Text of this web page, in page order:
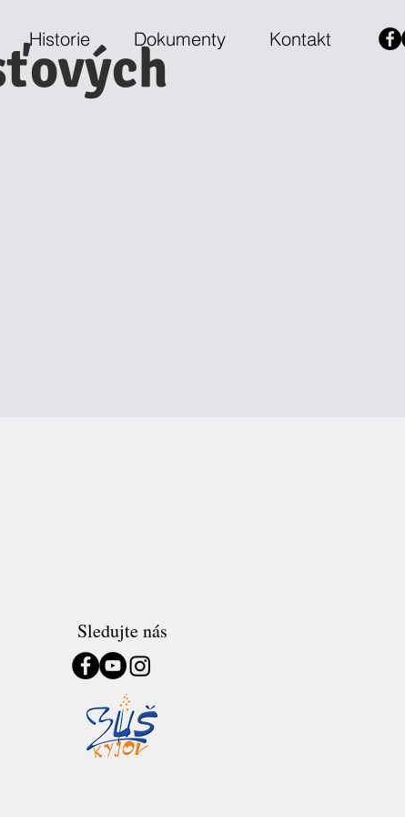
Historie Dokumenty Kontakt
Sledujte nás